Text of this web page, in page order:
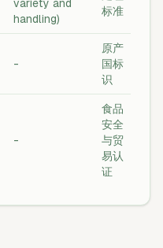
variety and
handling)
标准
-
原产
国标
识
-
食品
安全
与贸
易认
证